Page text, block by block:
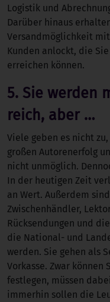
Logistik und
Darüber hinaus
Versandmöglichkeit
Kunden anlockt, die
erreichen können.
5. Sie werden
reich, aber …
Viele geben es nicht
großen Autorenerfolg
nicht unmöglich.
In der heutigen Zeit
an Wert. Außerdem
Zwischenhändler,
Rücksendungen und
die National- und
werden. Sie gehen als
Vorkasse. Zwar können
festlegen, müssen
immerhin sollen die